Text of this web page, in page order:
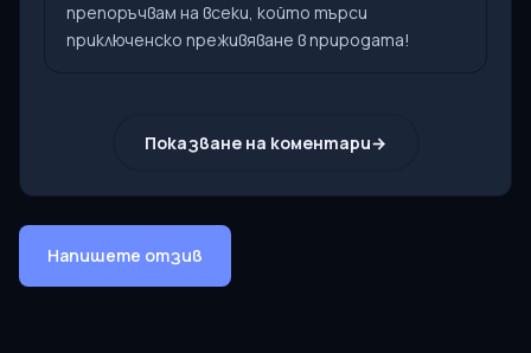
препоръчвам на всеки, който търси
приключенско преживяване в природата!
Показване на коментари
Напишете отзив